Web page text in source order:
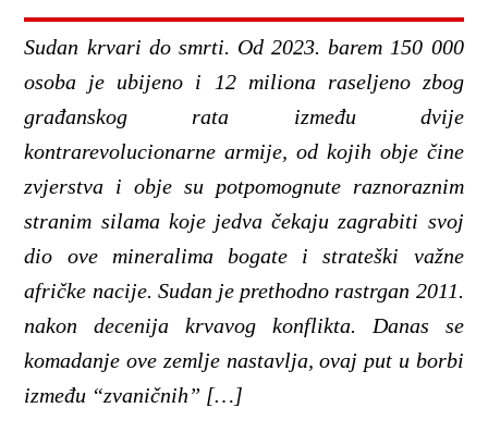
Sudan krvari do smrti. Od 2023. barem 150 000
osoba je ubijeno i 12 miliona raseljeno zbog
građanskog rata između dvije
kontrarevolucionarne armije, od kojih obje čine
zvjerstva i obje su potpomognute raznoraznim
stranim silama koje jedva čekaju zagrabiti svoj
dio ove mineralima bogate i strateški važne
afričke nacije. Sudan je prethodno rastrgan 2011.
nakon decenija krvavog konflikta. Danas se
komadanje ove zemlje nastavlja, ovaj put u borbi
između “zvaničnih” […]